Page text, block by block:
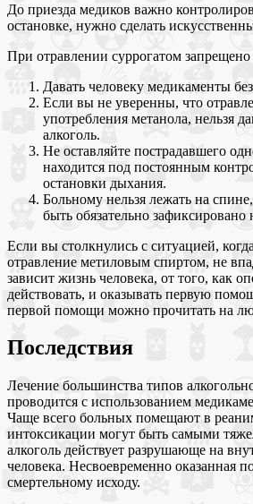
До приезда медиков важно
остановке, нужно сделать
При отравлении суррогатом запрещено
Давать человеку медикаменты
Если вы не уверенны, что
употребления метанола, нельзя
алкоголь.
Не оставляйте пострадавшего
находится под постоянным
остановки дыхания.
Больному нельзя лежать на
быть обязательно зафиксировано
Если вы столкнулись с ситуацией,
отравление метиловым спиртом, не
зависит жизнь человека, от того, как
действовать, и оказывать первую
первой помощи можно прочитать на
Последствия
Лечение большинства типов
проводится с использованием
Чаще всего больных помещают в
интоксикации могут быть самыми
алкоголь действует разрушающе на
человека. Несвоевременно оказанная
смертельному исходу.